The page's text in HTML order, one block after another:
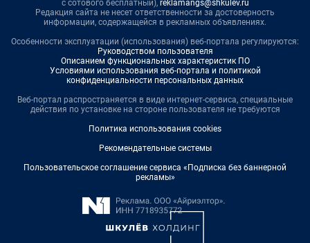
с сотового бесплатный), reklamangs@shkulev.ru
Редакция сайта не несет ответственности за достоверность
информации, содержащейся в рекламных объявлениях.
Особенности эксплуатации (использования) веб-портала регулируются:
Руководством пользователя
Описанием функциональных характеристик ПО
Условиями использования веб-портала и политикой
конфиденциальности персональных данных
Веб-портал распространяется в виде интернет-сервиса, специальные
действия по установке на стороне пользователя не требуются
Политика использования cookies
Рекомендательные системы
Пользовательское соглашение сервиса «Подписка без баннерной
рекламы»